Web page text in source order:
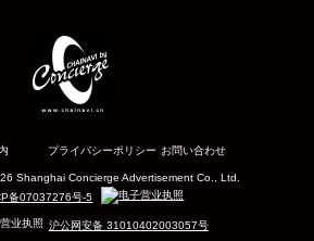
プライバシーポリシー お問い合わせ
Shanghai Concierge Advertisement Co., Ltd.
备07037276号-5
沪公网安备 31010402003057号